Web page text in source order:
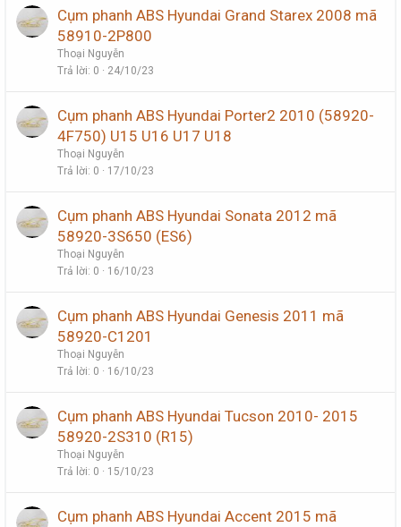
Cụm phanh ABS Hyundai Grand Starex 2008 mã
58910-2P800
Thoại Nguyễn
Trả lời 0 24/10/23
Cụm phanh ABS Hyundai Porter2 2010 (58920-
4F750) U15 U16 U17 U18
Thoại Nguyễn
Trả lời 0 17/10/23
Cụm phanh ABS Hyundai Sonata 2012 mã
58920-3S650 (ES6)
Thoại Nguyễn
Trả lời 0 16/10/23
Cụm phanh ABS Hyundai Genesis 2011 mã
58920-C1201
Thoại Nguyễn
Trả lời 0 16/10/23
Cụm phanh ABS Hyundai Tucson 2010- 2015
58920-2S310 (R15)
Thoại Nguyễn
Trả lời 0 15/10/23
Cụm phanh ABS Hyundai Accent 2015 mã